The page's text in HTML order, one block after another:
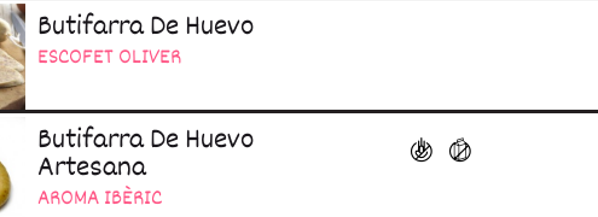
Butifarra De Huevo
ESCOFET OLIVER
Butifarra De Huevo
Artesana
AROMA IBÈRIC